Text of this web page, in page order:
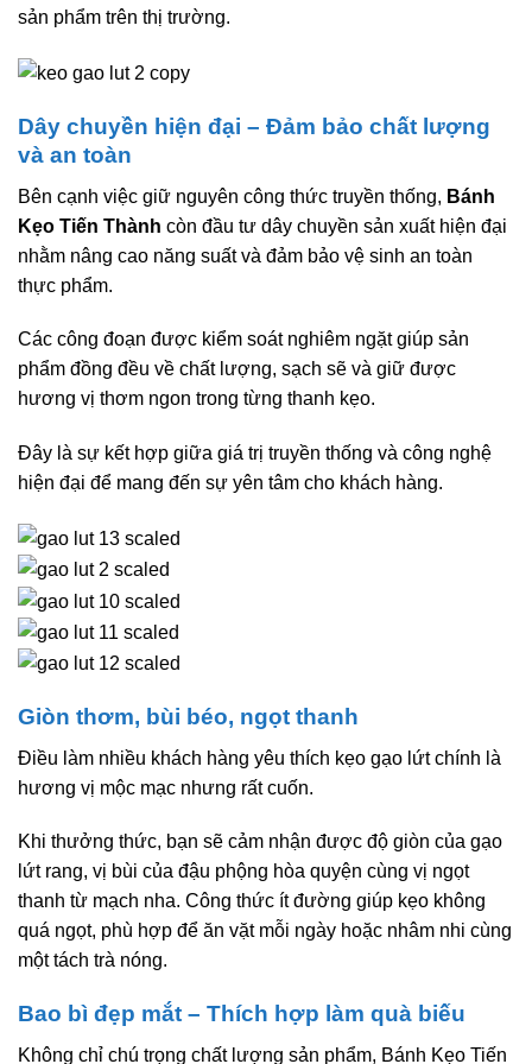
sản phẩm trên thị trường.
Dây chuyền hiện đại – Đảm bảo chất lượng
và an toàn
Bên cạnh việc giữ nguyên công thức truyền thống, Bánh
Kẹo Tiến Thành còn đầu tư dây chuyền sản xuất hiện đại
nhằm nâng cao năng suất và đảm bảo vệ sinh an toàn
thực phẩm.
Các công đoạn được kiểm soát nghiêm ngặt giúp sản
phẩm đồng đều về chất lượng, sạch sẽ và giữ được
hương vị thơm ngon trong từng thanh kẹo.
Đây là sự kết hợp giữa giá trị truyền thống và công nghệ
hiện đại để mang đến sự yên tâm cho khách hàng.
Giòn thơm, bùi béo, ngọt thanh
Điều làm nhiều khách hàng yêu thích kẹo gạo lứt chính là
hương vị mộc mạc nhưng rất cuốn.
Khi thưởng thức, bạn sẽ cảm nhận được độ giòn của gạo
lứt rang, vị bùi của đậu phộng hòa quyện cùng vị ngọt
thanh từ mạch nha. Công thức ít đường giúp kẹo không
quá ngọt, phù hợp để ăn vặt mỗi ngày hoặc nhâm nhi cùng
một tách trà nóng.
Bao bì đẹp mắt – Thích hợp làm quà biếu
Không chỉ chú trọng chất lượng sản phẩm, Bánh Kẹo Tiến